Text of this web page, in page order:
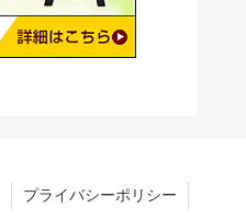
プライバシーポリシー